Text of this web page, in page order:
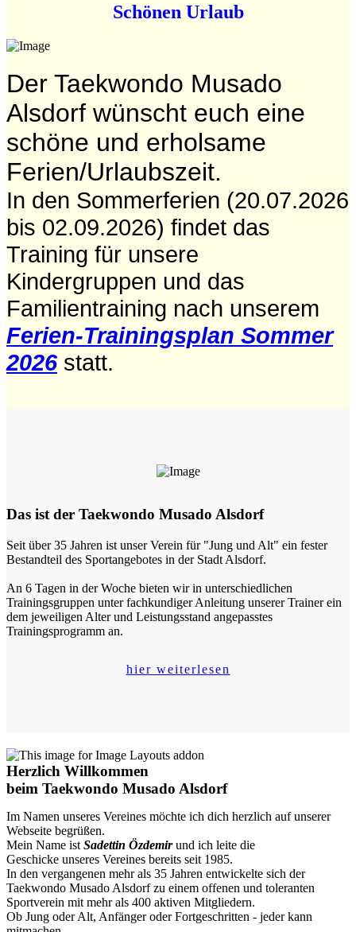
Schönen Urlaub
Der Taekwondo Musado
Alsdorf wünscht euch eine
schöne und erholsame
Ferien/Urlaubszeit.
In den Sommerferien (20.07.2026
bis 02.09.2026) findet das
Training für unsere
Kindergruppen und das
Familientraining nach unserem
Ferien-Trainingsplan Sommer
2026statt.
Das ist der Taekwondo Musado Alsdorf
Seit über 35 Jahren ist unser Verein für "Jung und Alt" ein fester
Bestandteil des Sportangebotes in der Stadt Alsdorf.
An 6 Tagen in der Woche bieten wir in unterschiedlichen
Trainingsgruppen unter fachkundiger Anleitung unserer Trainer ein
dem jeweiligen Alter und Leistungsstand angepasstes
Trainingsprogramm an.
hier weiterlesen
Herzlich Willkommen
beim Taekwondo Musado Alsdorf
Im Namen unseres Vereines möchte ich dich herzlich auf unserer
Webseite begrüßen.
Mein Name ist Sadettin Özdemirund ich leite die
Geschicke unseres Vereines bereits seit 1985.
In den vergangenen mehr als 35 Jahren entwickelte sich der
Taekwondo Musado Alsdorf zu einem offenen und toleranten
Sportverein mit mehr als 400 aktiven Mitgliedern.
Ob Jung oder Alt, Anfänger oder Fortgeschritten - jeder kann